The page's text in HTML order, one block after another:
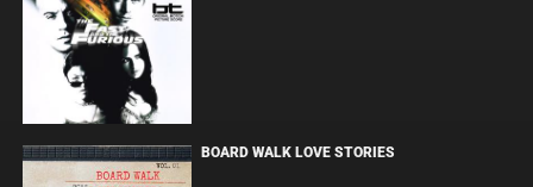
BOARD WALK LOVE STORIES